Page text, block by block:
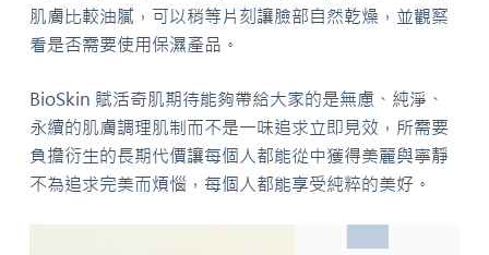
肌膚比較油膩，可以稍等片刻讓臉部自然乾燥，並觀察
看是否需要使用保濕產品。
BioSkin 賦活奇肌期待能夠帶給大家的是無慮、純淨、
永續的肌膚調理肌制而不是一味追求立即見效，所需要
負擔衍生的長期代價讓每個人都能從中獲得美麗與寧靜
不為追求完美而煩惱，每個人都能享受純粹的美好。